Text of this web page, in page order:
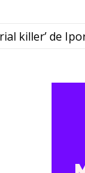
killer’ de
homicídio